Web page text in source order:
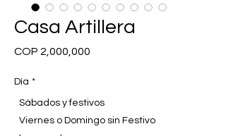
Casa Artillera
COP 2,000,000
Día *
Sábados y festivos
Viernes o Domingo sin Festivo